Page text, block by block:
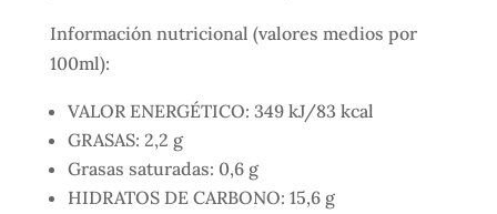
Información nutricional (valores medios por
100ml):
VALOR ENERGÉTICO: 349 kJ/83 kcal
GRASAS: 2,2 g
Grasas saturadas: 0,6 g
HIDRATOS DE CARBONO: 15,6 g